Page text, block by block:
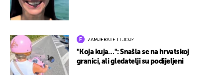
ZAMJERATE LI JOJ?
"Koja kuja…": Snašla se na hrvatskoj
granici, ali gledatelji su podijeljeni